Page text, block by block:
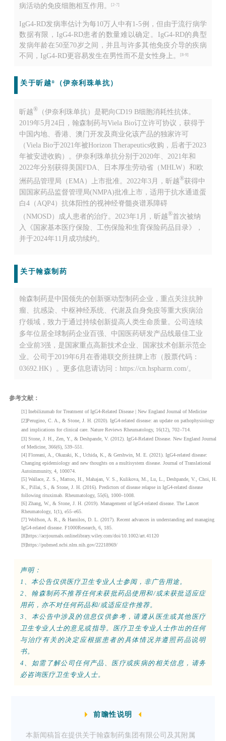
病活动的免疫细胞相互作用。[2-7]
IgG4-RD发病率估计为每10万人中有1-5例，但由于流行病学
数据有限，IgG4-RD患者的数量难以确定。IgG4-RD的典型
发病年龄在50至70岁之间，并且与许多其他免疫介导的疾病
不同，IgG4-RD更容易发生在男性而不是女性身上。[8-9]
关于昕越® （伊奈利珠单抗）
昕越® （伊奈利珠单抗）是靶向CD19 B细胞消耗性抗体。
2019年5月24日，翰森制药与Viela Bio订立许可协议，获得于
中国内地、香港、澳门开发及商业化该产品的独家许可
（Viela Bio于2021年被Horizon Therapeutics收购，后者于2023
年被安进收购）。伊奈利珠单抗分别于2020年、2021年和
2022年分别获得美国FDA、日本厚生劳动省（MHLW）和 欧
洲药品管理局（EMA）
上市批准。2022年3月，昕越®获得中
国国家药品监督管理局(NMPA)批准上市，适用于抗水通道蛋
白4（AQP4）抗体阳性的视神经脊髓炎谱系障碍
（NMOSD）成人患者的治疗。2023年1月，昕越®首次被纳
入《国家基本医疗保险、工伤保险和生育保险药品目录》，
并于2024年11月成功续约。
关于翰森制药
翰森制药是中国领先的创新驱动型制药企业，重点关注抗肿
瘤、抗感染、中枢神经系统、代谢及自身免疫等重大疾病治
疗领域，致力于通过持续创新提高人类生命质量。公司连续
多年位居全球制药企业百强、中国医药研发产品线最佳工业
企业前3强，是国家重点高新技术企业、国家技术创新示范企
业。公司于2019年6月在香港联交所挂牌上市（股票代码：
03692.HK）。更多信息请访问：https://cn.hspharm.com/。
参考文献：
[1] Inebilizumab for Treatment of IgG4-Related Disease | New England Journal of Medicine
[2]Perugino, C. A., & Stone, J. H. (2020). IgG4-related disease: an update on pathophysiology
and implications for clinical care. Nature Reviews Rheumatology, 16(12), 702–714.
[3] Stone, J. H., Zen, Y., & Deshpande, V. (2012). IgG4-Related Disease. New England Journal
of Medicine, 366(6), 539–551.
[4] Floreani, A., Okazaki, K., Uchida, K., & Gershwin, M. E. (2021). IgG4-related disease:
Changing epidemiology and new thoughts on a multisystem disease. Journal of Translational
Autoimmunity, 4, 100074.
[5] Wallace, Z. S., Mattoo, H., Mahajan, V. S., Kulikova, M., Lu, L., Deshpande, V., Choi, H.
K., Pillai, S., & Stone, J. H. (2016). Predictors of disease relapse in IgG4-related disease
following rituximab. Rheumatology, 55(6), 1000–1008.
[6] Zhang, W., & Stone, J. H. (2019). Management of IgG4-related disease. The Lancet
Rheumatology, 1(1), e55–e65.
[7] Wolfson, A. R., & Hamilos, D. L. (2017). Recent advances in understanding and managing
IgG4-related disease. F1000Research, 6, 185.
[8]https://acrjournals.onlinelibrary.wiley.com/doi/10.1002/art.41120
[9]https://pubmed.ncbi.nlm.nih.gov/22218969/
声明：
1、本公告仅供医疗卫生专业人士参阅，非广告用途。
2、翰森制药不推荐任何未获批药品使用和/或未获批适应症
用药，亦不对任何药品和/或适应症作推荐。
3、本公告中涉及的信息仅供参考，请遵从医生或其他医疗
卫生专业人士的意见或指导。医疗卫生专业人士作出的任何
与治疗有关的决定应根据患者的具体情况并遵照药品说明
书。
4、如需了解公司任何产品、医疗或疾病的相关信息，请务
必咨询医疗卫生专业人士。
前瞻性说明
本新闻稿旨在提供关于翰森制药集团有限公司及其附属